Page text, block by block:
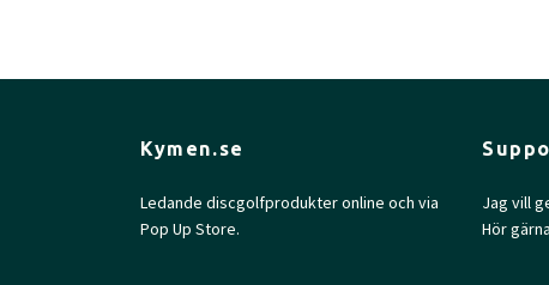
Kymen.se
Ledande discgolfprodukter online och via
Pop Up Store.
Jag vill
Hör